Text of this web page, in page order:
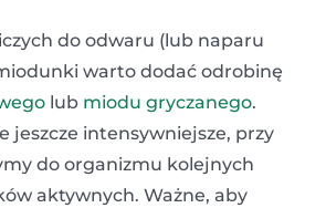
do odwaru (lub naparu
warto dodać odrobinę
lub miodu gryczanego.
jeszcze intensywniejsze, przy
do organizmu kolejnych
aktywnych. Ważne, aby